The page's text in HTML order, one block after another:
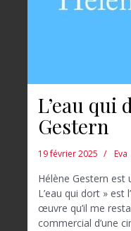
L’eau qui
Gestern
19 février 2025 Eva
Hélène Gestern est
L’eau qui dort » est
œuvre qu’il me
commercial d’une